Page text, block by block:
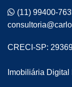
(11) 99400-
CRECI-SP:
Imobiliária Digital